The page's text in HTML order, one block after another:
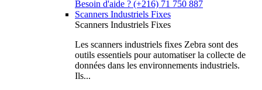
Besoin d'aide ? (+216) 71 750 887
Scanners Industriels Fixes
Scanners Industriels Fixes
Les scanners industriels fixes Zebra sont des
outils essentiels pour automatiser la collecte de
données dans les environnements industriels.
Ils...